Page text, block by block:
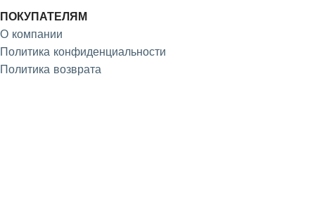
ПОКУПАТЕЛЯМ
О компании
Политика конфиденциальности
Политика возврата